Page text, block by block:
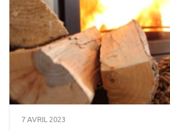
7 AVRIL 2023